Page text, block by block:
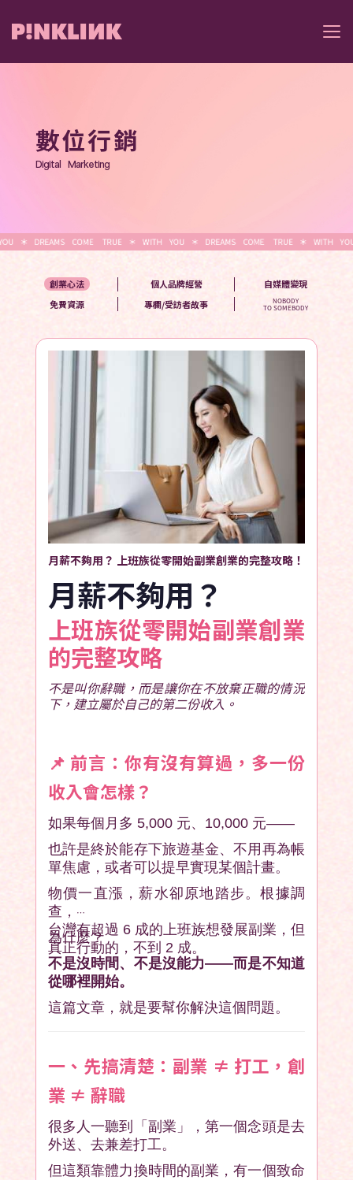
數位行銷
Digital   Marketing
創業心法 個人品牌經營
自媒體變現
免費資源
專欄/受訪者故事
NOBODY
TO SOMEBODY
月薪不夠用？ 上班族從零開始副業創業的完整攻略！
月薪不夠用？
上班族從零開始副業創業
的完整攻略
不是叫你辭職，而是讓你在不放棄正職的情況
下，建立屬於自己的第二份收入。
📌 前言：你有沒有算過，多一份
收入會怎樣？
如果每個月多 5,000 元、10,000 元——
也許是終於能存下旅遊基金、不用再為帳
單焦慮，或者可以提早實現某個計畫。
物價一直漲，薪水卻原地踏步。根據調
查，
台灣有超過 6 成的上班族想發展副業，但
真正行動的，不到 2 成。
為什麼？
不是沒時間、不是沒能力——而是不知道
從哪裡開始。
這篇文章，就是要幫你解決這個問題。
一、先搞清楚：副業 ≠ 打工，創
業 ≠ 辭職
很多人一聽到「副業」，第一個念頭是去
外送、去兼差打工。
但這類靠體力換時間的副業，有一個致命